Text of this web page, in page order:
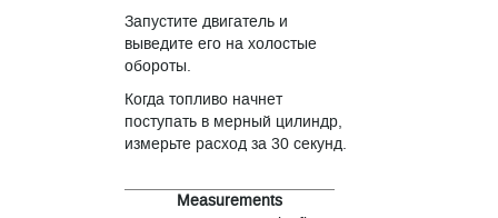
Запустите двигатель и
выведите его на холостые
обороты.
Когда топливо начнет
поступать в мерный цилиндр,
измерьте расход за 30 секунд.
Measurements